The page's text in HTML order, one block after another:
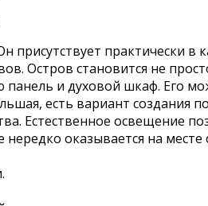
присутствует практически
Остров становится не
панель и духовой шкаф. Его
есть вариант создания
Естественное освещение
оказывается на